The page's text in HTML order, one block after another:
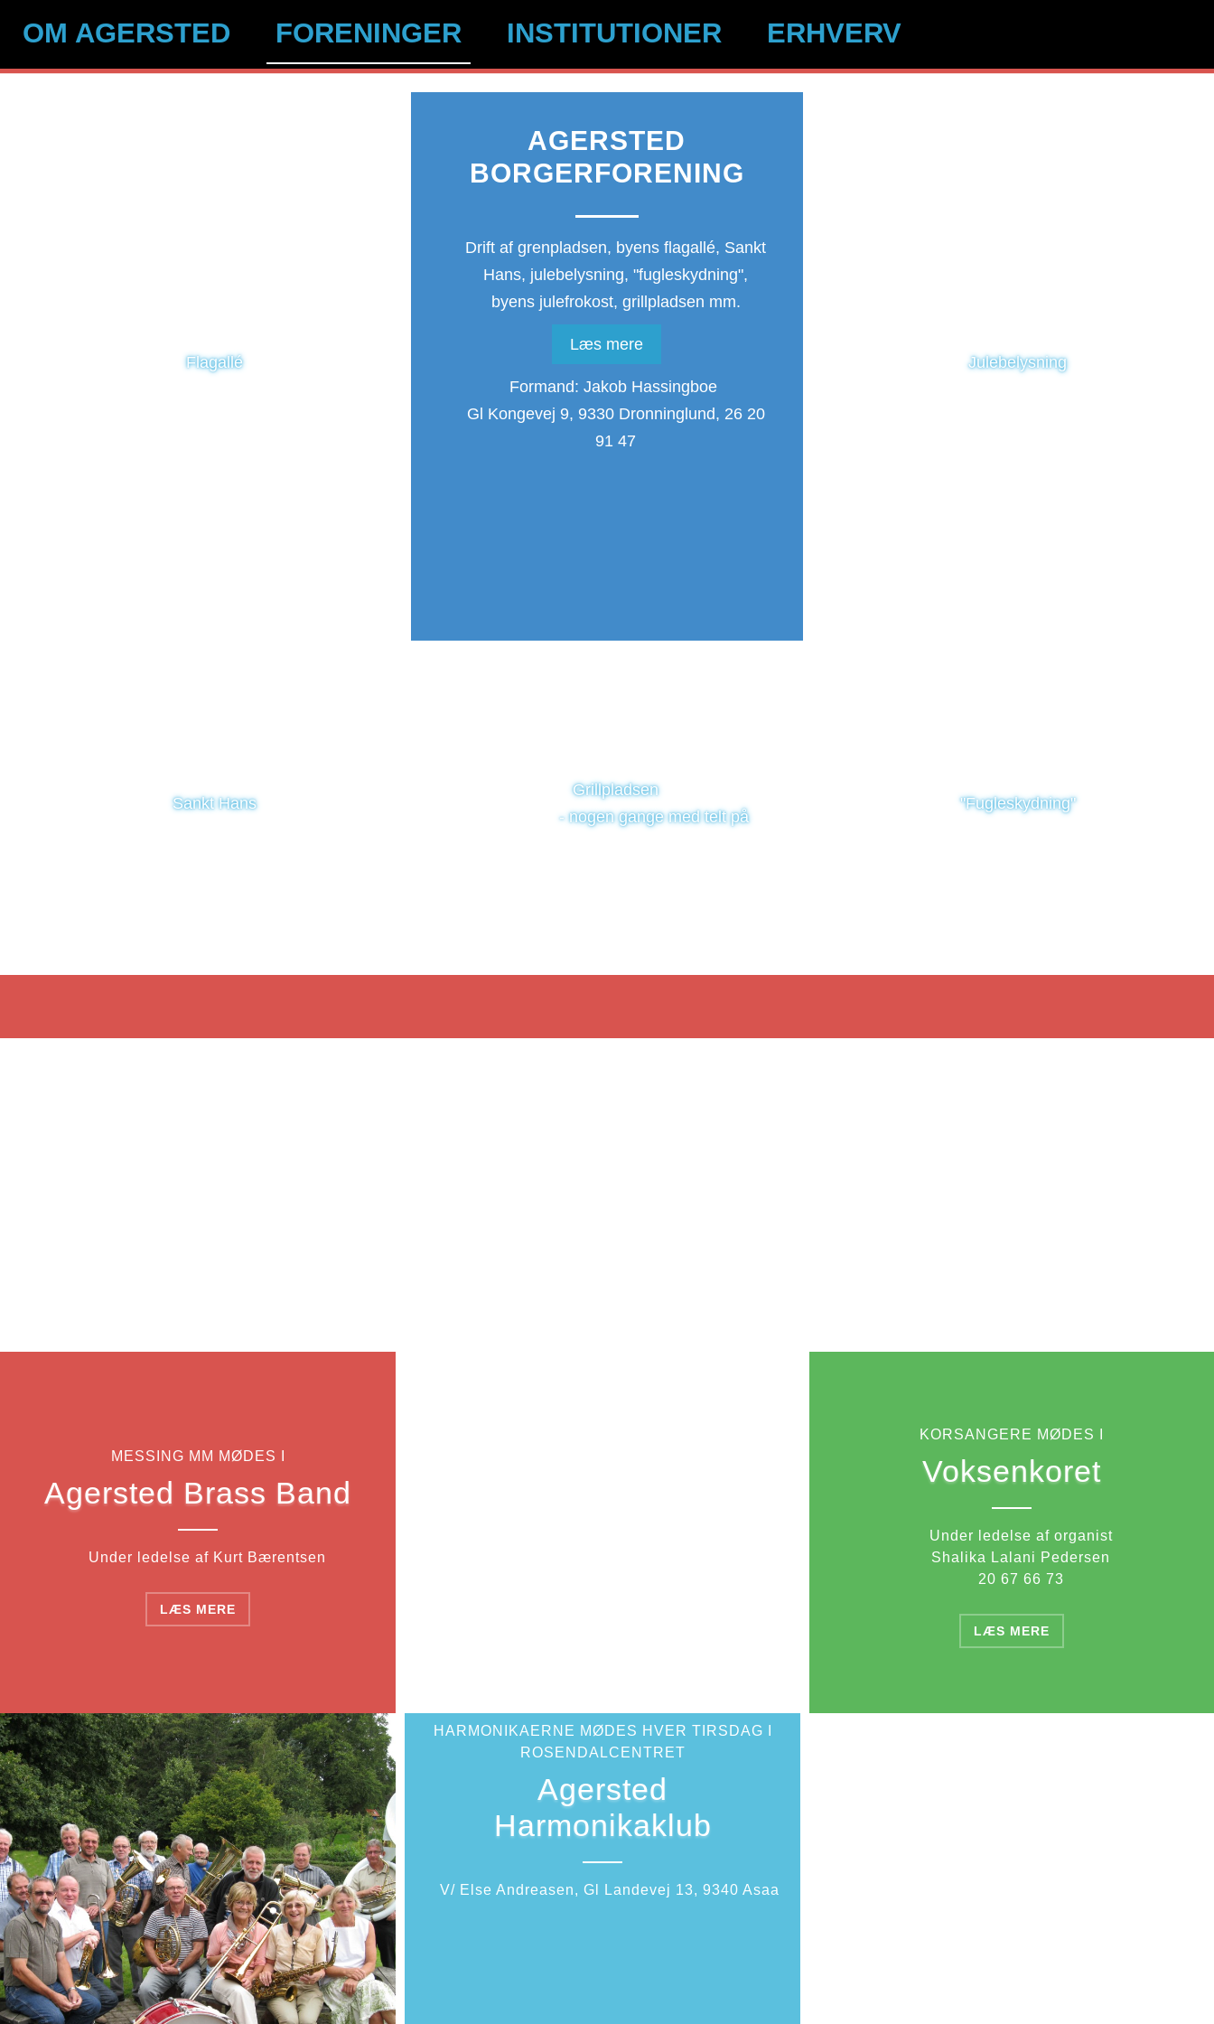
OM AGERSTED FORENINGER INSTITUTIONER ERHVERV
Flagallé
AGERSTED
BORGERFORENING
Drift af grenpladsen, byens flagallé, Sankt
Hans, julebelysning, "fugleskydning",
byens julefrokost, grillpladsen mm.
Læs mere
Formand: Jakob Hassingboe
Gl Kongevej 9, 9330 Dronninglund, 26 20
91 47
Julebelysning
Sankt Hans
Grillpladsen
- nogen gange med telt på
"Fugleskydning"
MESSING MM MØDES I
Agersted Brass Band
Under ledelse af Kurt Bærentsen
LÆS MERE
KORSANGERE MØDES I
Voksenkoret
Under ledelse af organist
Shalika Lalani Pedersen
20 67 66 73
LÆS MERE
HARMONIKAERNE MØDES HVER TIRSDAG I
ROSENDALCENTRET
Agersted
Harmonikaklub
V/ Else Andreasen, Gl Landevej 13, 9340 Asaa